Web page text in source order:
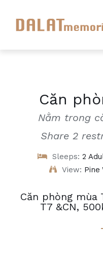
Căn
Nằm trong
Share 2
Sleeps: 2
View: Pine
Căn phòng mùa
T7 &CN,